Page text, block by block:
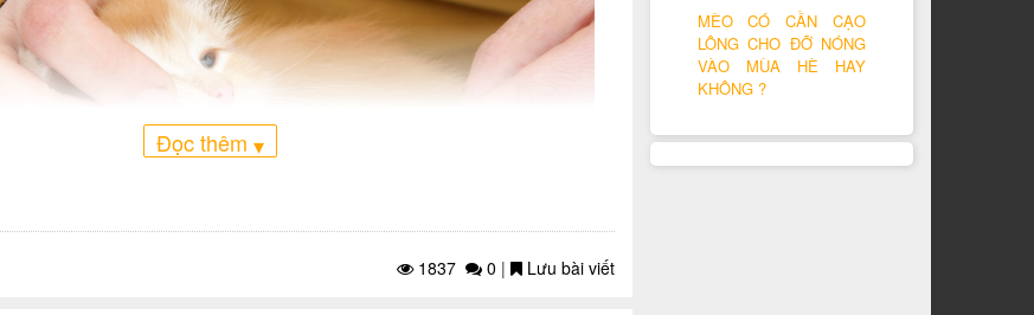
Đọc thêm ▾
1837 0 | Lưu bài viết
MÈO CÓ CẦN CẠO
LÔNG CHO ĐỠ NÓNG
VÀO MÙA HÈ HAY
KHÔNG ?